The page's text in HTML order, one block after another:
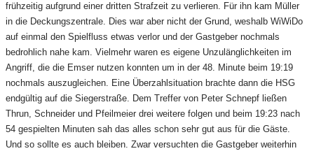
frühzeitig aufgrund einer dritten Strafzeit zu verlieren. Für ihn kam Müller
in die Deckungszentrale. Dies war aber nicht der Grund, weshalb WiWiDo
auf einmal den Spielfluss etwas verlor und der Gastgeber nochmals
bedrohlich nahe kam. Vielmehr waren es eigene Unzulänglichkeiten im
Angriff, die die Emser nutzen konnten um in der 48. Minute beim 19:19
nochmals auszugleichen. Eine Überzahlsituation brachte dann die HSG
endgültig auf die Siegerstraße. Dem Treffer von Peter Schnepf ließen
Thrun, Schneider und Pfeilmeier drei weitere folgen und beim 19:23 nach
54 gespielten Minuten sah das alles schon sehr gut aus für die Gäste.
Und so sollte es auch bleiben. Zwar versuchten die Gastgeber weiterhin